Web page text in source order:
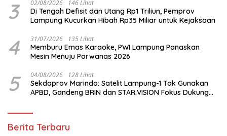
3 02/08/2026 146 Lihat
Di Tengah Defisit dan Utang Rp1 Triliun, Pemprov
Lampung Kucurkan Hibah Rp35 Miliar untuk Kejaksaan
4 31/07/2026 135 Lihat
Memburu Emas Karaoke, PWI Lampung Panaskan
Mesin Menuju Porwanas 2026
5 04/08/2026 128 Lihat
Sekdaprov Marindo: Satelit Lampung-1 Tak Gunakan
APBD, Gandeng BRIN dan STAR.VISION Fokus Dukung
Berita Terbaru